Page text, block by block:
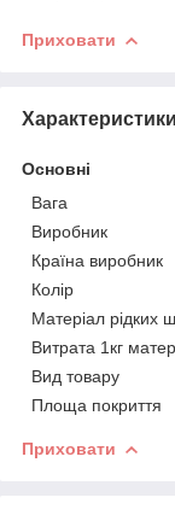
Приховати
Характеристики
Основні
Вага
Виробник
Країна виробник
Колір
Матеріал рідких
Витрата 1кг
Вид товару
Площа покриття
Приховати